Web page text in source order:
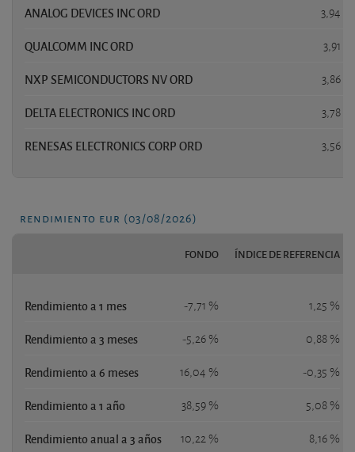
ANALOG DEVICES INC ORD 3,94 %
QUALCOMM INC ORD 3,91 %
NXP SEMICONDUCTORS NV ORD 3,86 %
DELTA ELECTRONICS INC ORD 3,78 %
RENESAS ELECTRONICS CORP ORD 3,56 %
rendimiento eur (03/08/2026)
FONDO ÍNDICE DE REFERENCIA
Rendimiento a 1 mes -7,71 % 1,25 %
Rendimiento a 3 meses -5,26 % 0,88 %
Rendimiento a 6 meses 16,04 % -0,35 %
Rendimiento a 1 año 38,59 % 5,08 %
Rendimiento anual a 3 años 10,22 % 8,16 %